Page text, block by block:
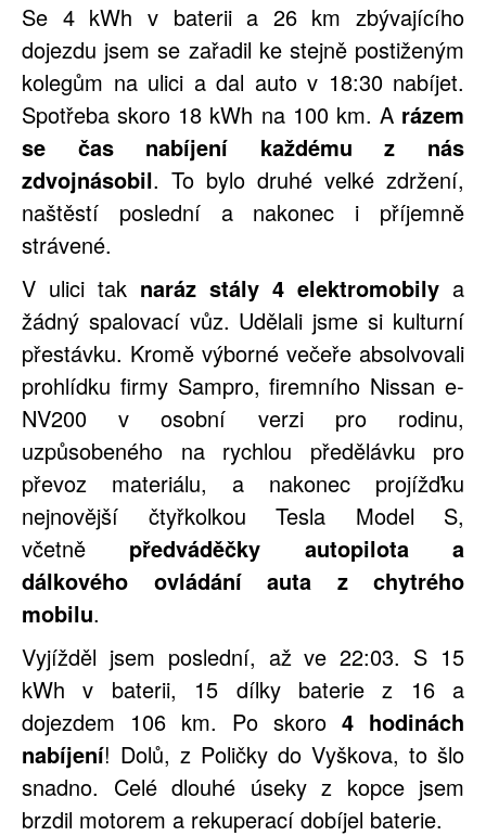
Se 4 kWh v baterii a 26 km zbývajícího
dojezdu jsem se zařadil ke stejně postiženým
kolegům na ulici a dal auto v 18:30 nabíjet.
Spotřeba skoro 18 kWh na 100 km. A rázem
se čas nabíjení každému z nás
zdvojnásobil. To bylo druhé velké zdržení,
naštěstí poslední a nakonec i příjemně
strávené.
V ulici tak naráz stály 4 elektromobily a
žádný spalovací vůz. Udělali jsme si kulturní
přestávku. Kromě výborné večeře absolvovali
prohlídku firmy Sampro, firemního Nissan e-
NV200 v osobní verzi pro rodinu,
uzpůsobeného na rychlou předělávku pro
převoz materiálu, a nakonec projížďku
nejnovější čtyřkolkou Tesla Model S,
včetně předváděčky autopilota a
dálkového ovládání auta z chytrého
mobilu.
Vyjížděl jsem poslední, až ve 22:03. S 15
kWh v baterii, 15 dílky baterie z 16 a
dojezdem 106 km. Po skoro 4 hodinách
nabíjení! Dolů, z Poličky do Vyškova, to šlo
snadno. Celé dlouhé úseky z kopce jsem
brzdil motorem a rekuperací dobíjel baterie.